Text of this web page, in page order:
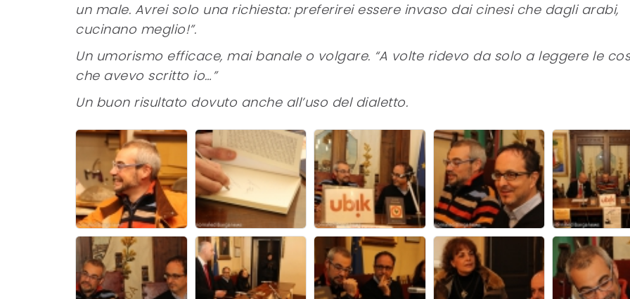
un male. Avrei solo una richiesta: preferirei essere invaso dai cinesi che dagli arabi,
cucinano meglio!”.
Un umorismo efficace, mai banale o volgare. “A volte ridevo da solo a leggere le
che avevo scritto io…”
Un buon risultato dovuto anche all’uso del dialetto.